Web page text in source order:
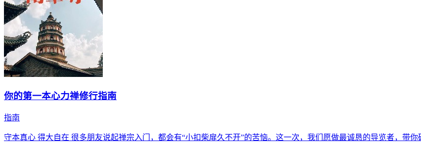
你的第一本心力禅修行指南
指南
守本真心 得大自在 很多朋友说起禅宗入门，都会有“小扣柴扉久不开”的苦恼。这一次，我们愿做最诚恳的导览者，带